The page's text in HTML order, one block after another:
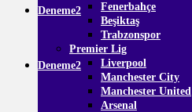
Fenerbahçe
Beşiktaş
Trabzonspor
Premier Lig
Liverpool
Manchester City
Manchester United
Arsenal
Deneme2
Deneme2